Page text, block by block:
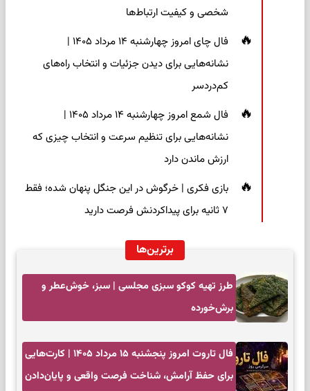
شخصی و کیفیت ارتباط‌ها
فال چای امروز چهارشنبه ۱۴ مرداد ۱۴۰۵ |
نشانه‌هایی برای دیدن جزئیات و انتخاب راه‌های
کم‌دردسر
فال شمع امروز چهارشنبه ۱۴ مرداد ۱۴۰۵ |
نشانه‌هایی برای تنظیم سرعت و انتخاب چیزی که
ارزش ماندن دارد
بازی فکری | خرگوش در این جنگل پنهان شده؛ فقط
۷ ثانیه برای پیداکردنش فرصت دارید
برترین‌ها
طرز تهیه کوکو سبزی مجلسی | سبز، خوش‌عطر و
برش‌خورده
فال تاروت امروز پنجشنبه ۱۵ مرداد ۱۴۰۵ | کارت‌هایی
برای حفظ آرامش، شناخت فرصت واقعی و پایان‌دادن